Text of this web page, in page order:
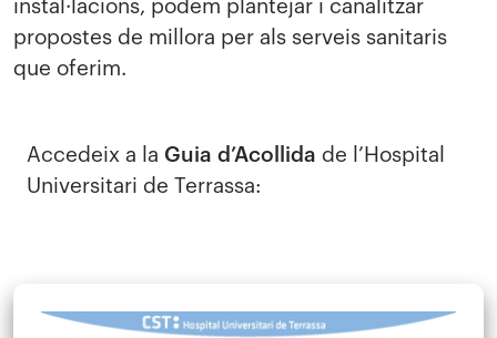
instal·lacions, podem plantejar i canalitzar
propostes de millora per als serveis sanitaris
que oferim.
Accedeix a la Guia d’Acollida de l’Hospital
Universitari de Terrassa: